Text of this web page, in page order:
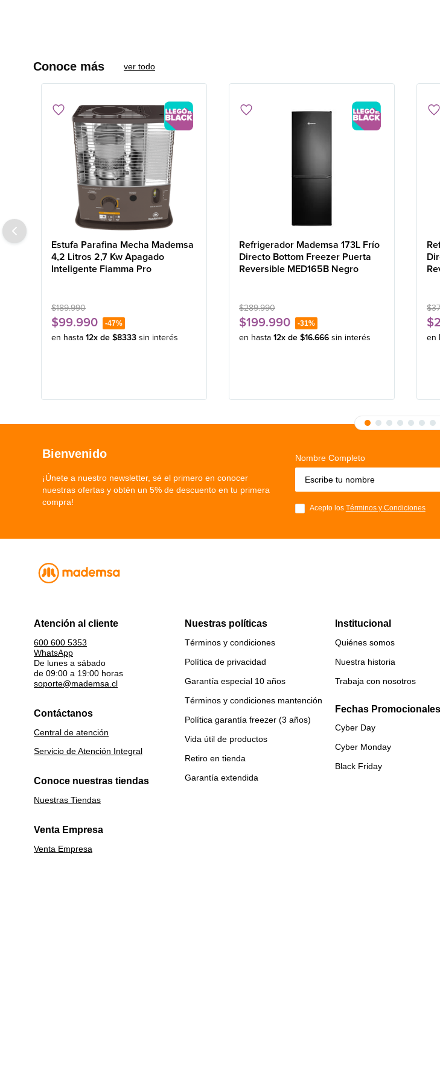
Conoce más ver todo
Estufa Parafina Mecha Mademsa
4,2 Litros 2,7 Kw Apagado
Inteligente Fiamma Pro
$189.990
$99.990 -47%
en hasta 12x de $8333 sin interés
Refrigerador Mademsa 173L Frío
Directo Bottom Freezer Puerta
Reversible MED165B Negro
$289.990
$199.990 -31%
en hasta 12x de $16.666 sin interés
$
$
en
Bienvenido
¡Únete a nuestro newsletter, sé el primero en conocer
nuestras ofertas y obtén un 5% de descuento en tu primera
compra!
Nombre Completo
Acepto los Términos y Condiciones
Atención al cliente
600 600 5353
WhatsApp
De lunes a sábado
de 09:00 a 19:00 horas
soporte@mademsa.cl
Contáctanos
Central de atención
Servicio de Atención Integral
Conoce nuestras tiendas
Nuestras Tiendas
Venta Empresa
Venta Empresa
Nuestras políticas
Términos y condiciones
Política de privacidad
Garantía especial 10 años
Términos y condiciones mantención
Política garantía freezer (3 años)
Vida útil de productos
Retiro en tienda
Garantía extendida
Institucional
Quiénes somos
Nuestra historia
Trabaja con nosotros
Fechas Promocionales
Cyber Day
Cyber Monday
Black Friday